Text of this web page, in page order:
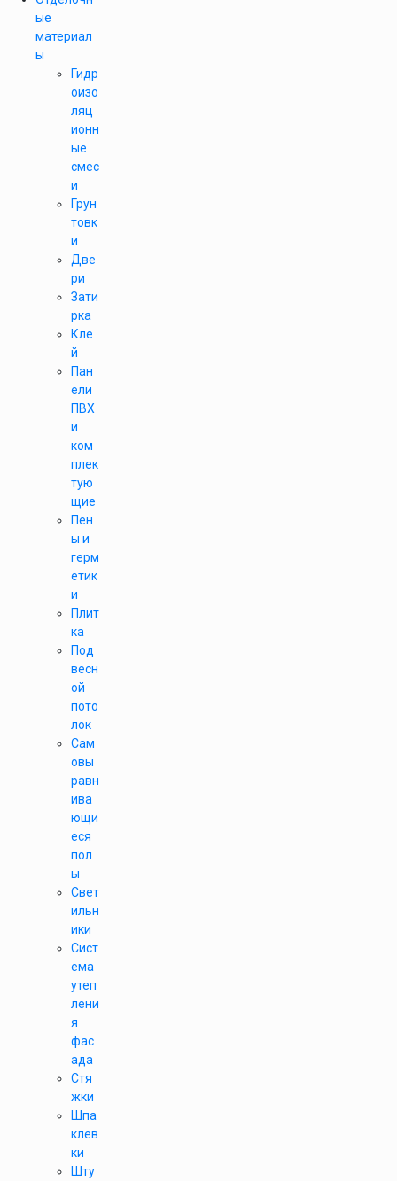
ые
материал
ы
Гидр
оизо
ляц
ионн
ые
смес
и
Грун
товк
и
Две
ри
Зати
рка
Кле
й
Пан
ели
ПВХ
и
ком
плек
тую
щие
Пен
ы и
герм
етик
и
Плит
ка
Под
весн
ой
пото
лок
Сам
овы
равн
ива
ющи
еся
пол
ы
Свет
ильн
ики
Сист
ема
утеп
лени
я
фас
ада
Стя
жки
Шпа
клев
ки
Шту